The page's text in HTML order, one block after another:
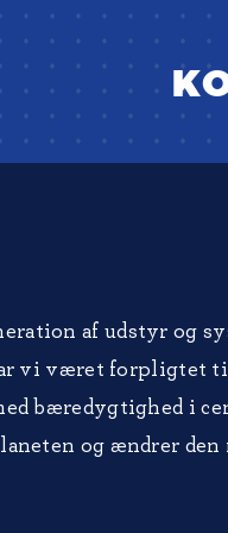
af udstyr og
vi været forpligtet
bæredygtighed i
og ændrer den